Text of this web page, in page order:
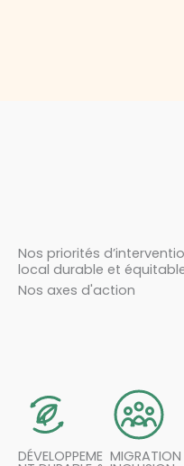
Nos priorités
local durable et
Nos axes d'action
DÉVELOPPEME